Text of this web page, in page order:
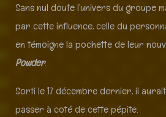
Sans nul doute l’univers du groupe
par cette influence, celle du
en témoigne la pochette de leur
Powder.
Sorti le 17 décembre dernier, il
passer à coté de cette pépite.